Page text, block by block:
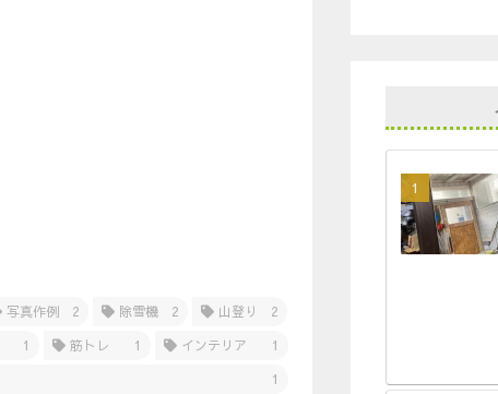
写真作例 2 除雪機 2 山登り
2
1 筋トレ 1 インテリア
1
1